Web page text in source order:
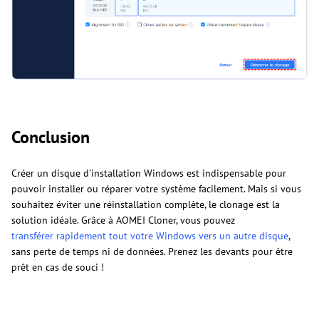
Conclusion
Créer un disque d'installation Windows est indispensable pour
pouvoir installer ou réparer votre système facilement. Mais si vous
souhaitez éviter une réinstallation complète, le clonage est la
solution idéale. Grâce à AOMEI Cloner, vous pouvez
transférer rapidement tout votre Windows vers un autre disque,
sans perte de temps ni de données. Prenez les devants pour être
prêt en cas de souci !